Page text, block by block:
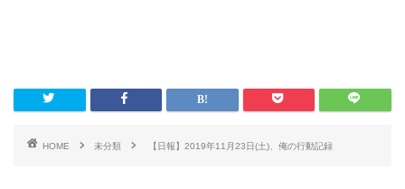
HOME 未分類 【日報】2019年11月23日(土)、俺の行動記録